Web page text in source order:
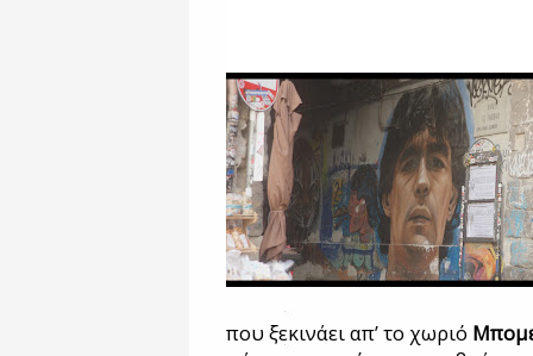
που ξεκινάει απ’ το χωριό